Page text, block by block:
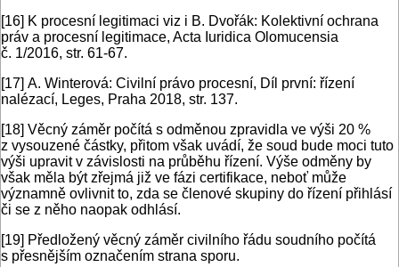
[16] K procesní legitimaci viz i B. Dvořák: Kolektivní ochrana
práv a procesní legitimace, Acta Iuridica Olomucensia
č. 1/2016, str. 61-67.
[17] A. Winterová: Civilní právo procesní, Díl první: řízení
nalézací, Leges, Praha 2018, str. 137.
[18] Věcný záměr počítá s odměnou zpravidla ve výši 20 %
z vysouzené částky, přitom však uvádí, že soud bude moci tuto
výši upravit v závislosti na průběhu řízení. Výše odměny by
však měla být zřejmá již ve fázi certifikace, neboť může
významně ovlivnit to, zda se členové skupiny do řízení přihlásí
či se z něho naopak odhlásí.
[19] Předložený věcný záměr civilního řádu soudního počítá
s přesnějším označením strana sporu.